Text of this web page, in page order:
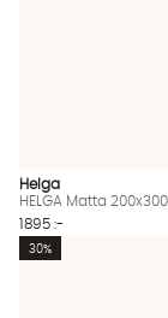
Helga
HELGA Matta
1895 :-
30%